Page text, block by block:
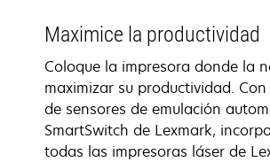
Maximice la productividad
Coloque la impresora donde la
maximizar su productividad.
de sensores de emulación
SmartSwitch de Lexmark,
todas las impresoras láser de